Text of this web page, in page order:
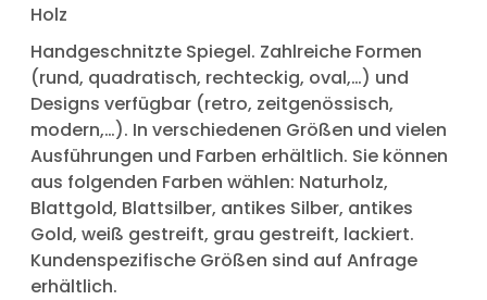
Holz
Handgeschnitzte Spiegel. Zahlreiche Formen
(rund, quadratisch, rechteckig, oval,…) und
Designs verfügbar (retro, zeitgenössisch,
modern,…). In verschiedenen Größen und vielen
Ausführungen und Farben erhältlich. Sie können
aus folgenden Farben wählen: Naturholz,
Blattgold, Blattsilber, antikes Silber, antikes
Gold, weiß gestreift, grau gestreift, lackiert.
Kundenspezifische Größen sind auf Anfrage
erhältlich.